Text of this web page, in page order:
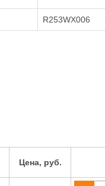
R253WX006
Цена, руб.